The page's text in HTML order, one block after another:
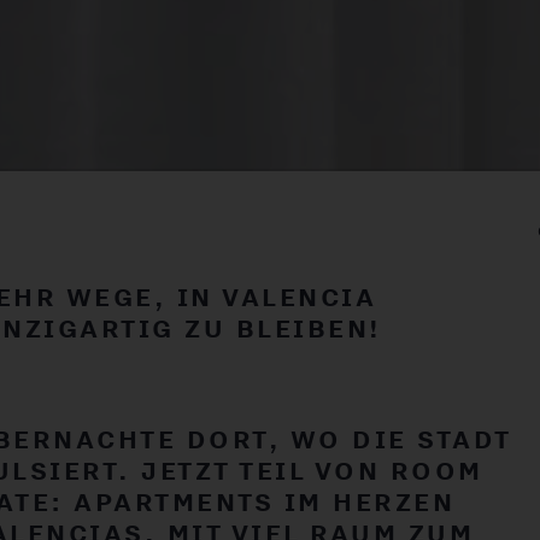
FLATS VALENCIA:
WEGE, IN VALENCIA
ZU BLEIBEN!
DORT, WO DIE STADT
JETZT TEIL VON ROOM
APARTMENTS IM HERZEN
MIT VIEL RAUM ZUM